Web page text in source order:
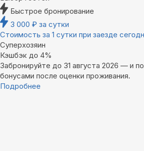
Быстрое бронирование
3 000 ₽ за сутки
Стоимость за 1 сутки при заезде
Суперхозяин
Кэшбэк до 4%
Забронируйте до 31 августа 2026 — и
бонусами после оценки проживания.
Подробнее